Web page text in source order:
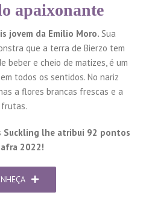
apaixonante
jovem da Emilio Moro. Sua
que a terra de Bierzo tem
beber e cheio de matizes, é um
todos os sentidos. No nariz
a flores brancas frescas e a
frutas.
Suckling lhe atribui 92 pontos
2022!